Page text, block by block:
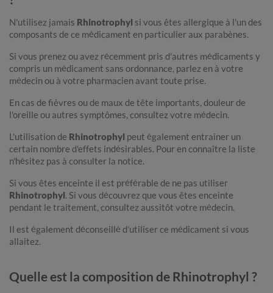
N'utilisez jamais Rhinotrophyl si vous êtes allergique à l'un des
composants de ce médicament en particulier aux parabènes.
Si vous prenez ou avez récemment pris d'autres médicaments y
compris un médicament sans ordonnance, parlez en à votre
médecin ou à votre pharmacien avant toute prise.
En cas de fièvres ou de maux de tête importants, douleur de
l'oreille ou autres symptômes, consultez votre médecin.
L'utilisation de Rhinotrophyl peut également entrainer un
certain nombre d'effets indésirables. Pour en connaître la liste
n'hésitez pas à consulter la notice.
Si vous êtes enceinte il est préférable de ne pas utiliser
Rhinotrophyl. Si vous découvrez que vous êtes enceinte
pendant le traitement, consultez aussitôt votre médecin.
Il est également déconseillé d'utiliser ce médicament si vous
allaitez.
Quelle est la composition de Rhinotrophyl ?